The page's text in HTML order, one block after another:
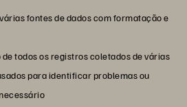
fontes de dados com formatação e
todos os registros coletados de várias
para identificar problemas ou